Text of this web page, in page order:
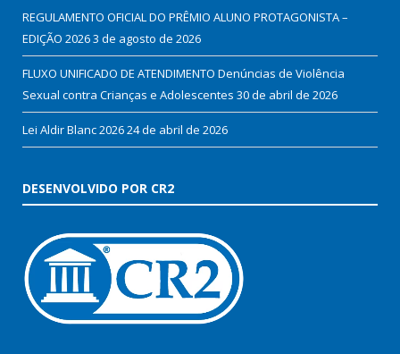
REGULAMENTO OFICIAL DO PRÊMIO ALUNO PROTAGONISTA –
EDIÇÃO 20263 de agosto de 2026
FLUXO UNIFICADO DE ATENDIMENTO Denúncias de Violência
Sexual contra Crianças e Adolescentes 30 de abril de 2026
Lei Aldir Blanc 202624 de abril de 2026
DESENVOLVIDO POR CR2